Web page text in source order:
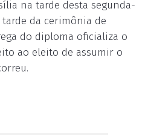
na tarde desta segunda-
da cerimônia de
do diploma oficializa o
ao eleito de assumir o